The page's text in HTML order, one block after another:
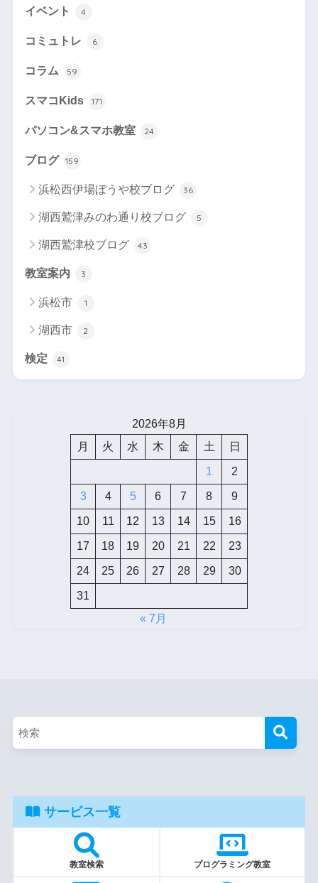
イベント 4
コミュトレ 6
コラム 59
スマコKids 171
パソコン&スマホ教室 24
ブログ 159
浜松西伊場ぼうや校ブログ 36
湖西鷲津みのわ通り校ブログ 5
湖西鷲津校ブログ 43
教室案内 3
浜松市 1
湖西市 2
検定 41
2026年8月
月
火 水 木 金 土 日
1 2
3 4 5 6 7 8 9
10 11 12 13 14 15 16
17 18 19 20 21 22 23
24 25 26 27 28 29 30
31
« 7月
サービス一覧
教室検索 プログラミング教室